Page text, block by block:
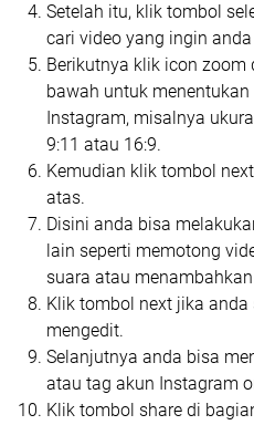
Setelah itu, klik tombol
cari video yang ingin
Berikutnya klik icon zoom
bawah untuk
Instagram, misalnya
9:11 atau 16:9.
Kemudian klik tombol
atas.
Disini anda bisa
lain seperti memotong
suara atau menambahkan
Klik tombol next jika anda
mengedit.
Selanjutnya anda bisa
atau tag akun Instagram
Klik tombol share di